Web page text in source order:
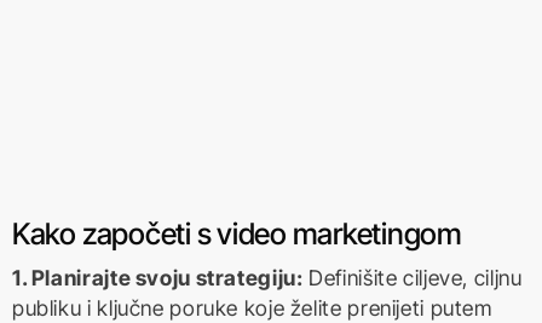
Kako započeti s video marketingom
1. Planirajte svoju strategiju: Definišite ciljeve, ciljnu
publiku i ključne poruke koje želite prenijeti putem